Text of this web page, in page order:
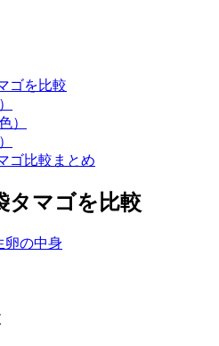
ゴを比較
）
ゴ比較まとめ
タマゴを比較